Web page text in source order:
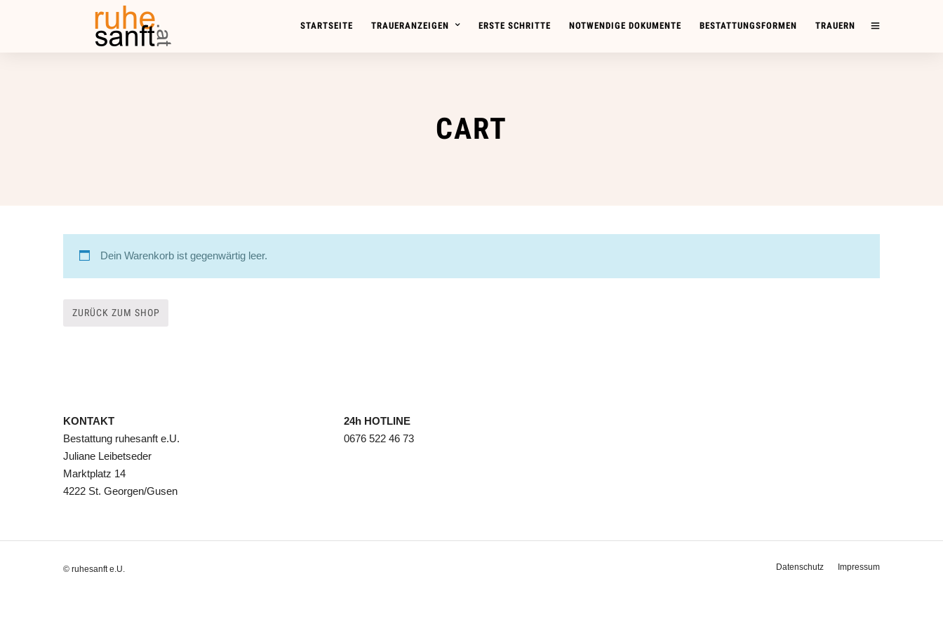
STARTSEITE TRAUERANZEIGEN ERSTE SCHRITTE NOTWENDIGE DOKUMENTE BESTATTUNGSFORMEN TRAUERN
CART
Dein Warenkorb ist gegenwärtig leer.
ZURÜCK ZUM SHOP
KONTAKT
Bestattung ruhesanft e.U.
Juliane Leibetseder
Marktplatz 14
4222 St. Georgen/Gusen
24h HOTLINE
0676 522 46 73
Datenschutz Impressum
© ruhesanft e.U.